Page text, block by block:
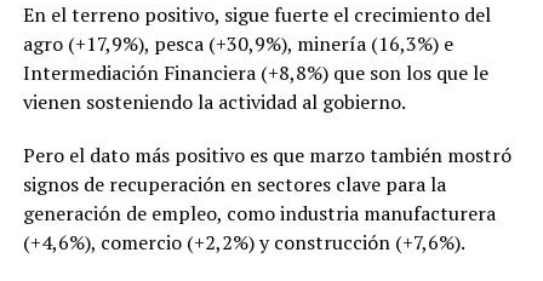
En el terreno positivo, sigue fuerte el crecimiento del
agro (+17,9%), pesca (+30,9%), minería (16,3%) e
Intermediación Financiera (+8,8%) que son los que le
vienen sosteniendo la actividad al gobierno.
Pero el dato más positivo es que marzo también mostró
signos de recuperación en sectores clave para la
generación de empleo, como industria manufacturera
(+4,6%), comercio (+2,2%) y construcción (+7,6%).